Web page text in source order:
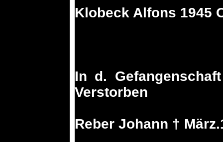
Klobeck Alfons 1945
In d.
Verstorben
Reber Johann †